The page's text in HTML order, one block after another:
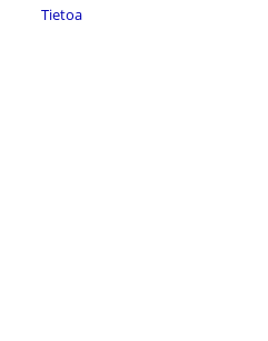
Tietoa